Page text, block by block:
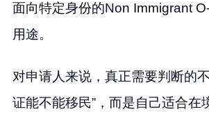
面向特定身份的Non Immigrant
用途。
对申请人来说，真正需要判断的
证能不能移民”，而是自己适合在